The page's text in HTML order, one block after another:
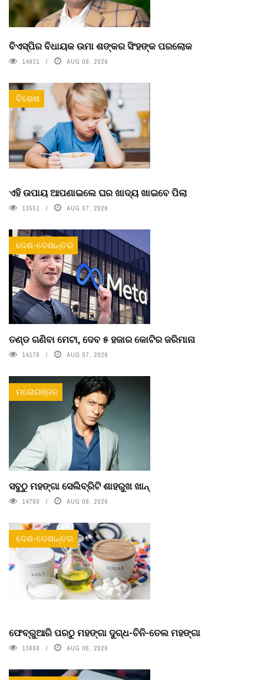
ବିଏସ୍‌ପିର ବିଧାୟକ ଉମା ଶଙ୍କର ସିଂହଙ୍କ ପରଲୋକ
14931 AUG 06, 2026
ବିଶେଷ
ଏହି ଉପାୟ ଆପଣାଇଲେ ଘର ଖାଦ୍ୟ ଖାଇବେ ପିଲା
13551 AUG 07, 2026
ଦେଶ-ଦେଶାନ୍ତର
ତଣ୍ଡ ଗଣିବା ମେଟା, ଦେବ ୫ ହଜାର କୋଟିର ଜରିମାନା
14178 AUG 07, 2026
ମନୋରଞ୍ଜନ
ସବୁଠୁ ମହଙ୍ଗା ସେଲିବ୍ରିଟି ଶାହରୁଖ ଖାନ୍
14760 AUG 06, 2026
ଦେଶ-ଦେଶାନ୍ତର
ଫେବ୍ରୁଆରି ପରଠୁ ମହଙ୍ଗା ଦୁଗ୍ଧ-ଚିନି-ତେଲ ମହଙ୍ଗା
13660 AUG 06, 2026